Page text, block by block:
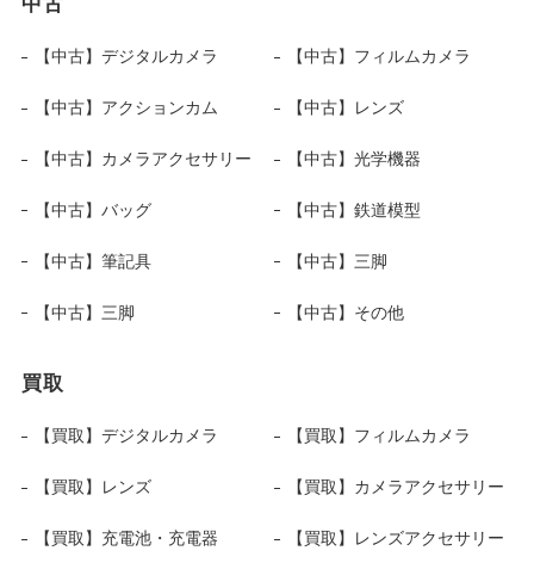
【中古】デジタルカメラ 【中古】フィルムカメラ
【中古】アクションカム 【中古】レンズ
【中古】カメラアクセサリー 【中古】光学機器
【中古】バッグ 【中古】鉄道模型
【中古】筆記具 【中古】三脚
【中古】三脚 【中古】その他
買取
【買取】デジタルカメラ 【買取】フィルムカメラ
【買取】レンズ 【買取】カメラアクセサリー
【買取】充電池・充電器 【買取】レンズアクセサリー